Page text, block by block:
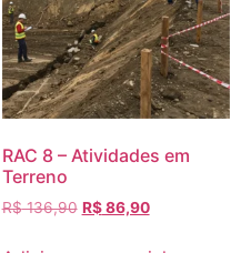
RAC 8 – Atividades em
Terreno
R$136,90 R$86,90